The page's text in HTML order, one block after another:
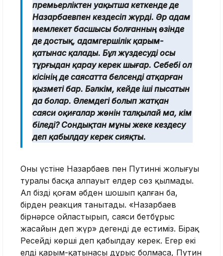
премьерліктен уақытша кеткенде де
Назарбаевпен кездесіп жүрді. Әр адам
мемлекет басшысы болғанның өзінде
де достық, адамгершілік қарым-
қатынас қалады. Бұл жүздесуді осы
тұрғыдан қарау керек шығар. Себебі ол
кісінің де саясатта белсенді атқарған
қызметі бар. Бәлкім, кейде іші пысатын
да болар. Әлемдегі болып жатқан
саяси оқиғалар жөнін талқылай ма, кім
біледі? Сондықтан мұны жеке кездесу
деп қабылдау керек сияқты.
Оның үстіне Назарбаев пен Путиннің жолығуы
туралы басқа алпауыт елдер сөз қылмады.
Ал біздің қоғам әбден шошып қалған ба,
бірден реакция танытады. «Назарбаев
бірнәрсе ойластырып, саяси бетбұрыс
жасайын деп жүр» дегенді де естиміз. Бірақ
Ресейді көрші деп қабылдау керек. Егер екі
елдің қарым-қатынасы дұрыс болмаса, Путин